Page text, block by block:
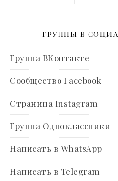
ГРУППЫ В
Группа ВКонтакте
Сообщество Facebook
Страница Instagram
Группа Одноклассники
Написать в WhatsApp
Написать в Telegram